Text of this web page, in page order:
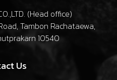
(Head office)
Tambon Rachataewa,
10540
Us